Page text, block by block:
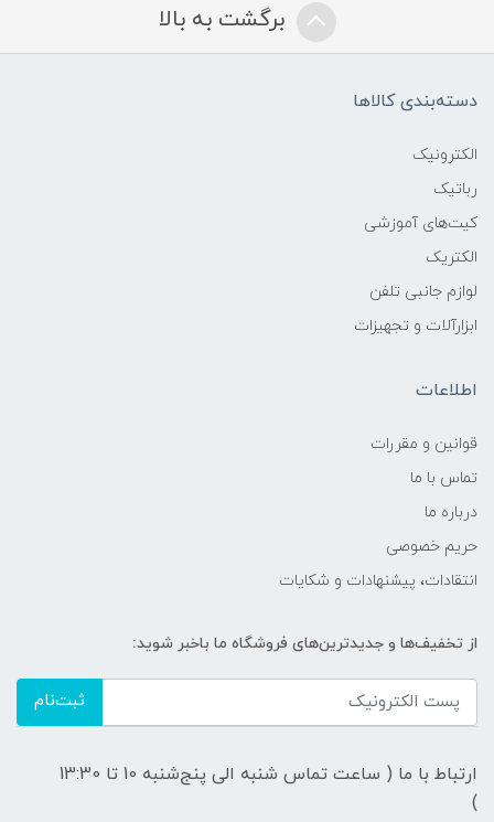
برگشت به بالا
دسته‌بندی کالاها
الکترونیک
رباتیک
کیت‌های آموزشی
الکتریک
لوازم جانبی تلفن
ابزارآلات و تجهیزات
اطلاعات
قوانين و مقررات
تماس با ما
درباره ما
حریم خصوصی
انتقادات، پیشنهادات و شکایات
از تخفیف‌ها و جدیدترین‌های فروشگاه ما باخبر شوید:
ثبت‌نام
ارتباط با ما ( ساعت تماس شنبه الی پنج‌شنبه 10 تا 13:30
)